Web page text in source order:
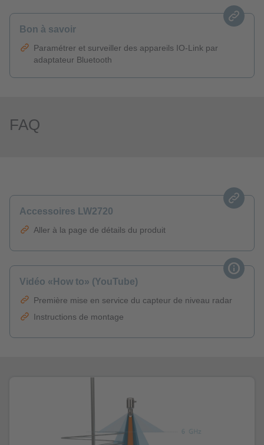
Bon à savoir
Paramétrer et surveiller des appareils IO-Link par
adaptateur Bluetooth
FAQ
Accessoires LW2720
Aller à la page de détails du produit
Vidéo «How to» (YouTube)
Première mise en service du capteur de niveau radar
Instructions de montage